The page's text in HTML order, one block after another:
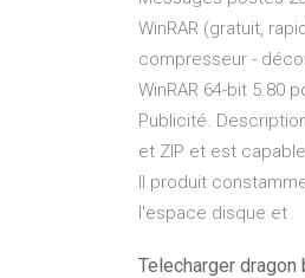
WinRAR (gratuit,
compresseur -
WinRAR 64-bit 5.80
Publicité.
et ZIP et est capable
Il produit
l'espace disque et
Telecharger